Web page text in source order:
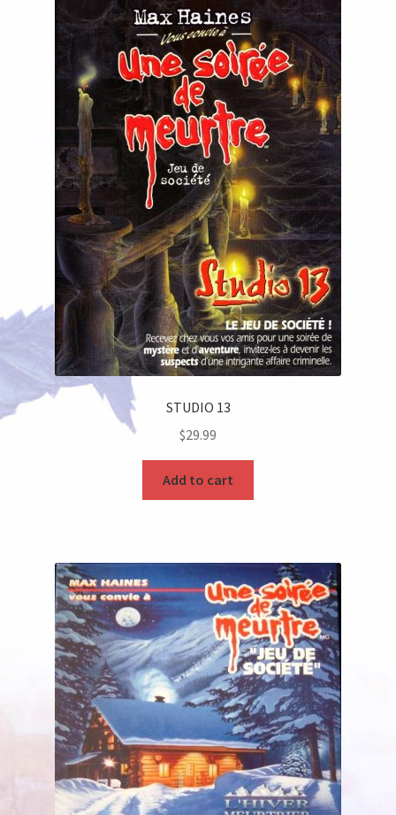
STUDIO 13
$29.99
Add to cart